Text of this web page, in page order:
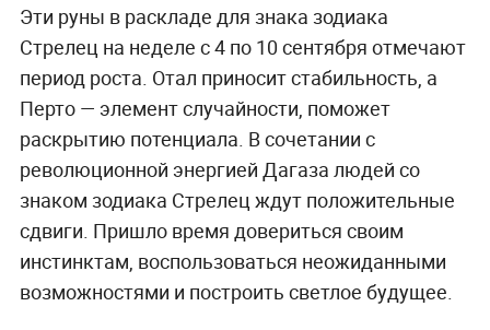
Эти руны в раскладе для знака зодиака
Стрелец на неделе с 4 по 10 сентября отмечают
период роста. Отал приносит стабильность, а
Перто — элемент случайности, поможет
раскрытию потенциала. В сочетании с
революционной энергией Дагаза людей со
знаком зодиака Стрелец ждут положительные
сдвиги. Пришло время довериться своим
инстинктам, воспользоваться неожиданными
возможностями и построить светлое будущее.